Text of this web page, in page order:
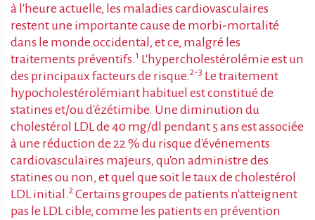
à l'heure actuelle, les maladies cardiovasculaires
restent une importante cause de morbi-mortalité
dans le monde occidental, et ce, malgré les
traitements préventifs.1 L'hypercholestérolémie est un
des principaux facteurs de risque.2-3 Le traitement
hypocholestérolémiant habituel est constitué de
statines et/ou d'ézétimibe. Une diminution du
cholestérol LDL de 40 mg/dl pendant 5 ans est associée
à une réduction de 22 % du risque d'événements
cardiovasculaires majeurs, qu'on administre des
statines ou non, et quel que soit le taux de cholestérol
LDL initial.2 Certains groupes de patients n'atteignent
pas le LDL cible, comme les patients en prévention
contact